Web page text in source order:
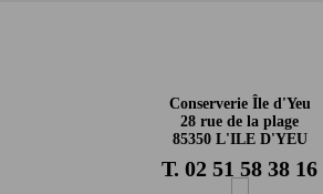
Conserverie Île d'Yeu
28 rue de la plage
85350 L'ILE D'YEU
T. 02 51 58 38 16